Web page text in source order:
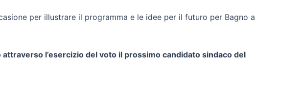
per illustrare il programma e le idee per il futuro per Bagno a
l’esercizio del voto il prossimo candidato sindaco del